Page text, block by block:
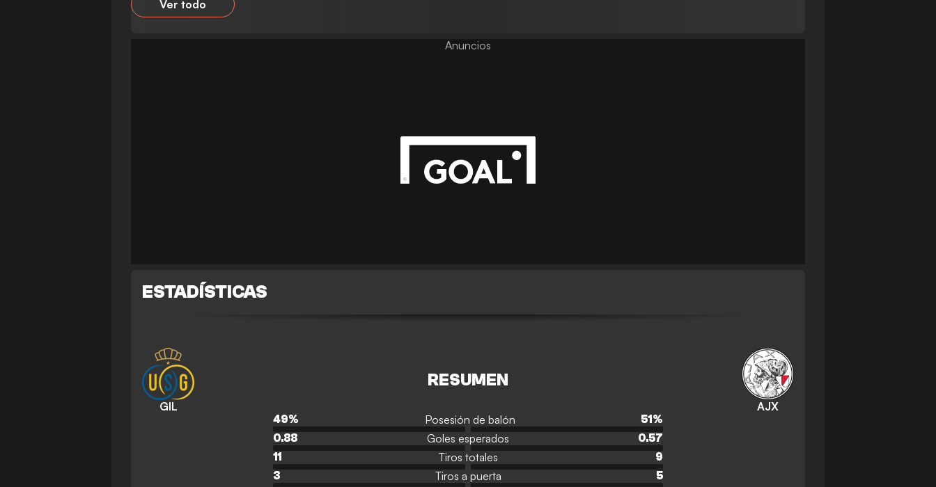
Ver todo
ESTADÍSTICAS
GIL
RESUMEN
AJX
49% Posesión de balón 51 %
0.88
Goles esperados
0.57
11
Tiros totales
9
3
Tiros a puerta
5
Anuncios